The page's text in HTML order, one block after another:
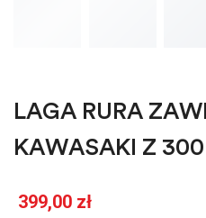
LAGA RURA
KAWASAKI Z
399,00 zł